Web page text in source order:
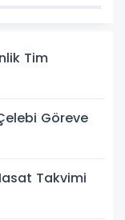
Tim
Göreve
Takvimi